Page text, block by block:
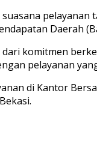
Daerah
komitmen
pelayanan
di Kantor